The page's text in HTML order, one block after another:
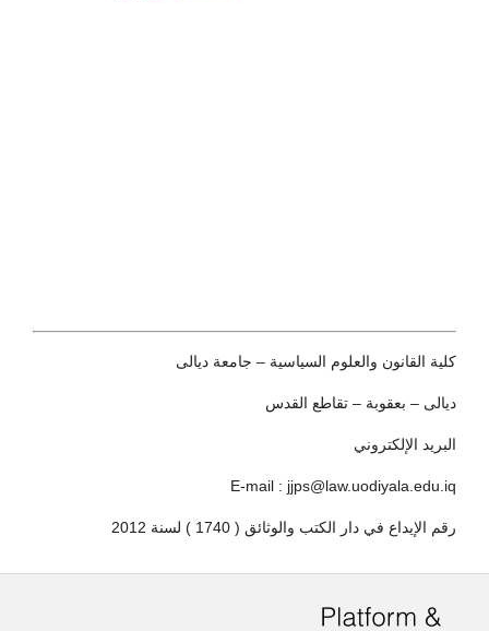
كلية القانون والعلوم السياسية – جامعة ديالى
ديالى – بعقوبة – تقاطع القدس
البريد الإلكتروني
E-mail : jjps@law.uodiyala.edu.iq
رقم الإيداع في دار الكتب والوثائق ( 1740 ) لسنة 2012